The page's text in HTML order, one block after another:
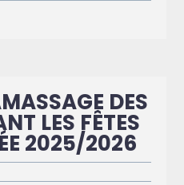
DES
LES FÊTES
2025/2026